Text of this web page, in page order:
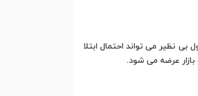
نظیر می تواند احتمال ابتلا
عرضه می شود.